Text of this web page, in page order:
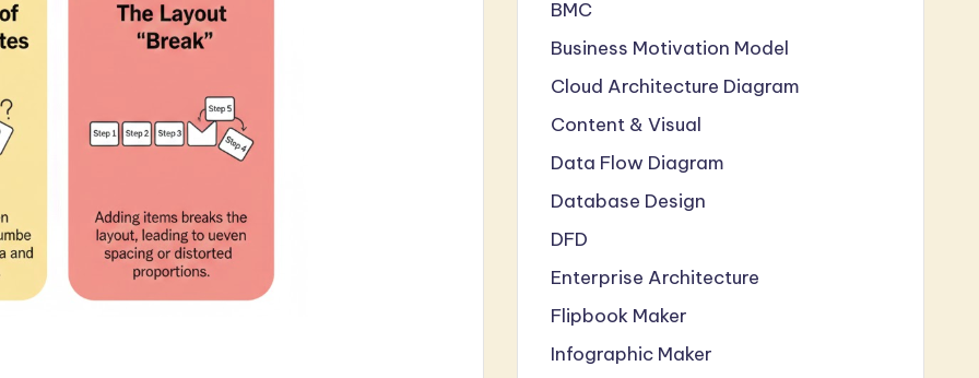
BMC
Business Motivation Model
Cloud Architecture Diagram
Content & Visual
Data Flow Diagram
Database Design
DFD
Enterprise Architecture
Flipbook Maker
Infographic Maker